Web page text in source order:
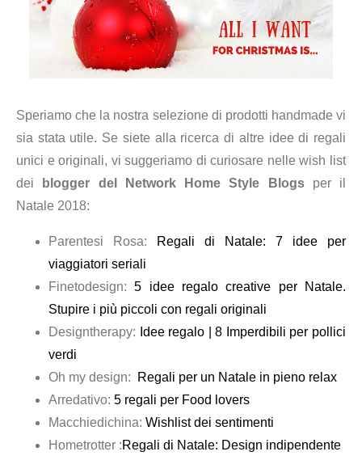
Speriamo che la nostra selezione di prodotti handmade vi
sia stata utile. Se siete alla ricerca di altre idee di regali
unici e originali, vi suggeriamo di curiosare nelle wish list
dei
blogger del Network Home Style Blogsper il
Natale 2018:
Parentesi Rosa:
Regali di Natale: 7 idee per
viaggiatori seriali
Finetodesign:5 idee regalo creative per Natale.
Stupire i più piccoli con regali originali
Designtherapy: Idee regalo | 8 Imperdibili per pollici
verdi
Oh my design:
Regali per un Natale in pieno relax
Arredativo: 5 regali per Food lovers
Macchiedichina: Wishlist dei sentimenti
Hometrotter :Regali di Natale: Design indipendente